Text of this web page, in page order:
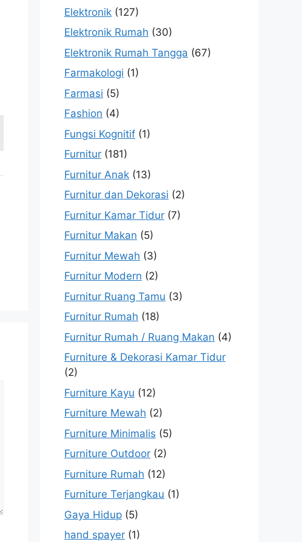
Elektronik (127)
Elektronik Rumah (30)
Elektronik Rumah Tangga (67)
Farmakologi (1)
Farmasi (5)
Fashion (4)
Fungsi Kognitif (1)
Furnitur (181)
Furnitur Anak (13)
Furnitur dan Dekorasi (2)
Furnitur Kamar Tidur (7)
Furnitur Makan (5)
Furnitur Mewah (3)
Furnitur Modern (2)
Furnitur Ruang Tamu (3)
Furnitur Rumah (18)
Furnitur Rumah / Ruang Makan (4)
Furniture & Dekorasi Kamar Tidur
(2)
Furniture Kayu (12)
Furniture Mewah (2)
Furniture Minimalis (5)
Furniture Outdoor (2)
Furniture Rumah (12)
Furniture Terjangkau (1)
Gaya Hidup (5)
hand spayer (1)